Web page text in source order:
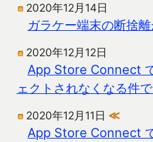
2020年12月14日
ガラケー端末の断捨
2020年12月12日
App Store Connect
ェクトされなくなる件
2020年12月11日 ≪
App Store Connect